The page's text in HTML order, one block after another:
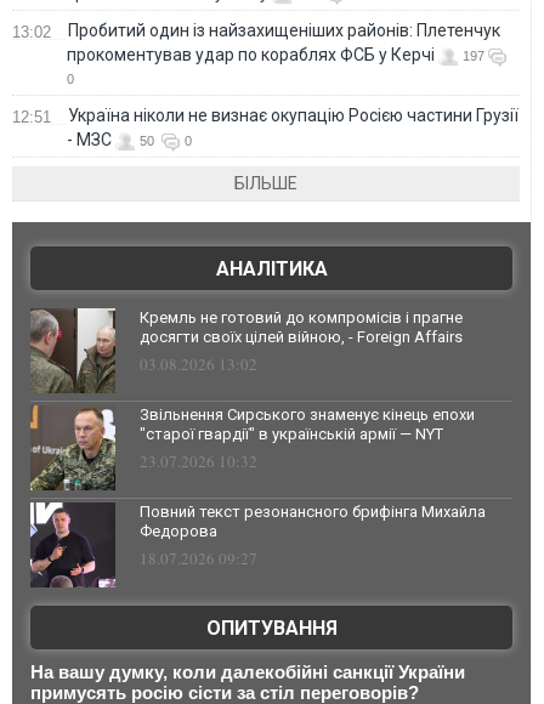
13:02
Пробитий один із найзахищеніших районів: Плетенчук
прокоментував удар по кораблях ФСБ у Керчі
197
0
12:51
Україна ніколи не визнає окупацію Росією частини Грузії
- МЗС
50 0
БІЛЬШЕ
АНАЛІТИКА
Кремль не готовий до компромісів і прагне
досягти своїх цілей війною, - Foreign Affairs
03.08.2026 13:02
Звільнення Сирського знаменує кінець епохи
"старої гвардії" в українській армії — NYT
23.07.2026 10:32
Повний текст резонансного брифінга Михайла
Федорова
18.07.2026 09:27
ОПИТУВАННЯ
На вашу думку, коли далекобійні санкції України
примусять росію сісти за стіл переговорів?